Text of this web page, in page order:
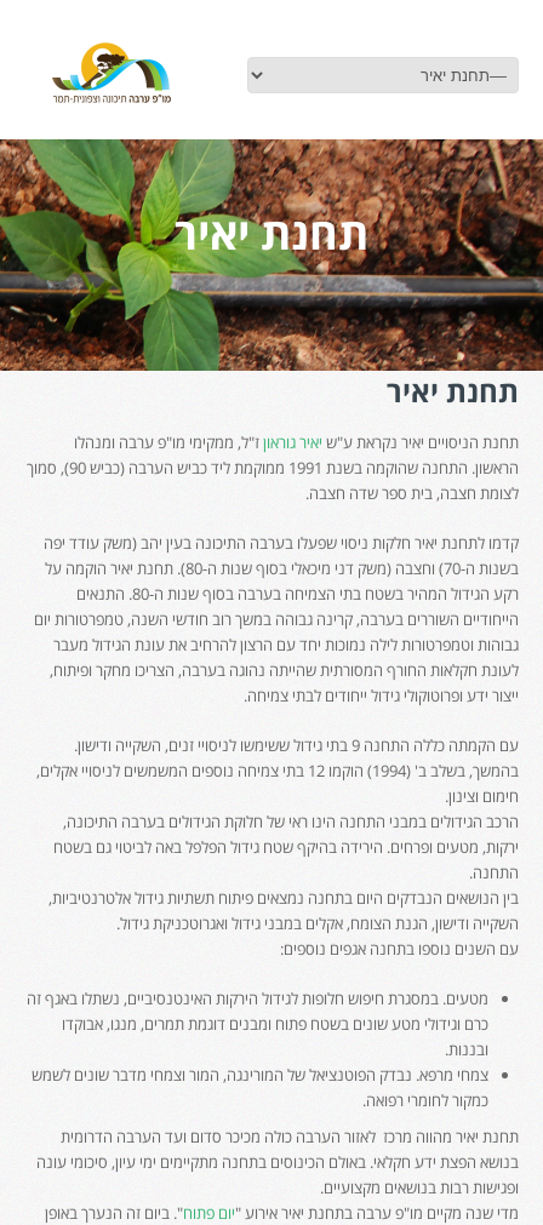
תחנת יאיר
תחנת יאיר
תחנת הניסויים יאיר נקראת ע"ש יאיר גוראוןז"ל, ממקימי מו"פ ערבה ומנהלו
הראשון. התחנה שהוקמה בשנת 1991 ממוקמת ליד כביש הערבה (כביש 90), סמוך
לצומת חצבה, בית ספר שדה חצבה.
קדמו לתחנת יאיר חלקות ניסוי שפעלו בערבה התיכונה בעין יהב (משק עודד יפה
בשנות ה-70) וחצבה (משק דני מיכאלי בסוף שנות ה-80). תחנת יאיר הוקמה על
רקע הגידול המהיר בשטח בתי הצמיחה בערבה בסוף שנות ה-80. התנאים
הייחודיים השוררים בערבה, קרינה גבוהה במשך רוב חודשי השנה, טמפרטורות יום
גבוהות וטמפרטורות לילה נמוכות יחד עם הרצון להרחיב את עונת הגידול מעבר
לעונת חקלאות החורף המסורתית שהייתה נהוגה בערבה, הצריכו מחקר ופיתוח,
ייצור ידע ופרוטוקולי גידול ייחודים לבתי צמיחה.
עם הקמתה כללה התחנה 9 בתי גידול ששימשו לניסויי זנים, השקייה ודישון.
בהמשך, בשלב ב' (1994) הוקמו 12 בתי צמיחה נוספים המשמשים לניסויי אקלים,
חימום וצינון.
הרכב הגידולים במבני התחנה הינו ראי של חלוקת הגידולים בערבה התיכונה,
ירקות, מטעים ופרחים. הירידה בהיקף שטח גידול הפלפל באה לביטוי גם בשטח
התחנה.
בין הנושאים הנבדקים היום בתחנה נמצאים פיתוח תשתיות גידול אלטרנטיביות,
השקייה ודישון, הגנת הצומח, אקלים במבני גידול ואגרוטכניקת גידול.
עם השנים נוספו בתחנה אגפים נוספים:
מטעים. במסגרת חיפוש חלופות לגידול הירקות האינטנסיביים, נשתלו באגף זה
כרם וגידולי מטע שונים בשטח פתוח ומבנים דוגמת תמרים, מנגו, אבוקדו
ובננות.
צמחי מרפא. נבדק הפוטנציאל של המורינגה, המור וצמחי מדבר שונים לשמש
כמקור לחומרי רפואה.
תחנת יאיר מהווה מרכז לאזור הערבה כולה מכיכר סדום ועד הערבה הדרומית
בנושא הפצת ידע חקלאי. באולם הכינוסים בתחנה מתקיימים ימי עיון, סיכומי עונה
ופגישות רבות בנושאים מקצועיים.
מדי שנה מקיים מו"פ ערבה בתחנת יאיר אירוע "יום פתוח". ביום זה הנערך באופן